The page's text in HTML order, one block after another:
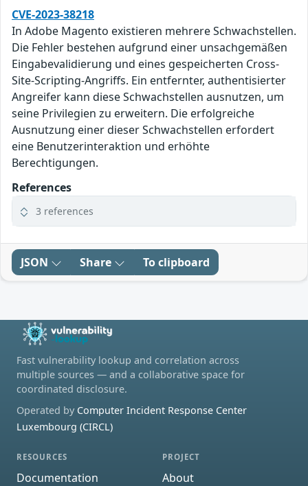
CVE-2023-38218
In Adobe Magento existieren mehrere Schwachstellen.
Die Fehler bestehen aufgrund einer unsachgemäßen
Eingabevalidierung und eines gespeicherten Cross-
Site-Scripting-Angriffs. Ein entfernter, authentisierter
Angreifer kann diese Schwachstellen ausnutzen, um
seine Privilegien zu erweitern. Die erfolgreiche
Ausnutzung einer dieser Schwachstellen erfordert
eine Benutzerinteraktion und erhöhte
Berechtigungen.
References
3 references
JSON Share To clipboard
Fast vulnerability lookup and correlation across
multiple sources — and a collaborative space for
coordinated disclosure.
Operated by Computer Incident Response Center
Luxembourg (CIRCL)
RESOURCES
Documentation
PROJECT
About